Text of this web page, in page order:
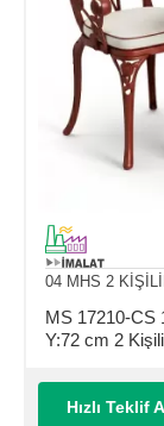
04 MHS 2
MS 17210-CS
Y:72 cm 2
Hızlı Teklif